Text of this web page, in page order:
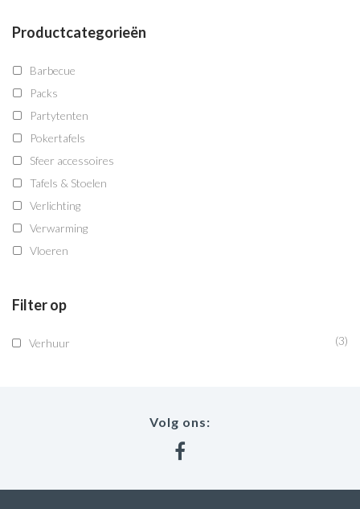
Productcategorieën
Barbecue
Packs
Partytenten
Pokertafels
Sfeer accessoires
Tafels & Stoelen
Verlichting
Verwarming
Vloeren
Filter op
Verhuur (3)
Volg ons: